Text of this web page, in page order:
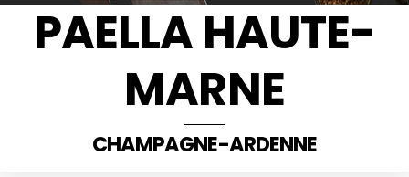
PAELLA HAUTE-
MARNE
CHAMPAGNE-ARDENNE